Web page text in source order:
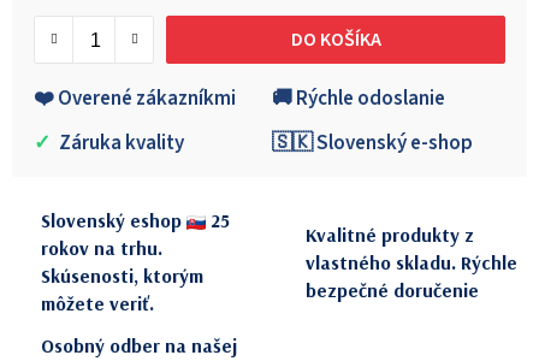
DO KOŠÍKA
❤️ Overené zákazníkmi
🚚 Rýchle odoslanie
✓ Záruka kvality 🇸🇰 Slovenský e-shop
Slovenský eshop
25
rokov na trhu.
Skúsenosti, ktorým
môžete veriť.
Kvalitné produkty z
vlastného skladu. Rýchle
bezpečné doručenie
Osobný odber na našej